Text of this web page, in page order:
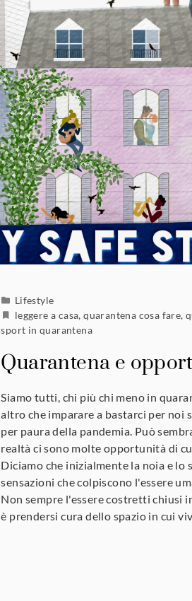
Lifestyle
leggere a casa,quarantena cosa fare,
sport in quarantena
Quarantena e
Siamo tutti, chi più chi meno in
altro che imparare a bastarci per noi
per paura della pandemia. Può
realtà ci sono molte opportunità di
Diciamo che inizialmente la noia e
sensazioni che colpiscono l'essere
Non sempre l'essere costretti chiusi
è prendersi cura dello spazio in cui